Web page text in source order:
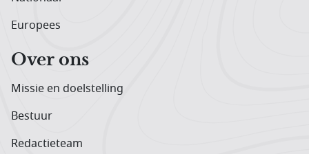
Europees
Over ons
Missie en doelstelling
Bestuur
Redactieteam